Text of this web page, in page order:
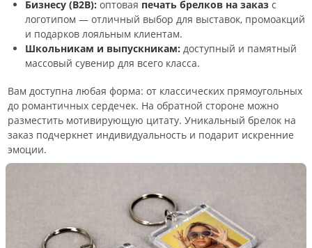
Бизнесу (B2B): оптовая печать брелков на заказ с
логотипом — отличный выбор для выставок, промоакций
и подарков лояльным клиентам.
Школьникам и выпускникам: доступный и памятный
массовый сувенир для всего класса.
Вам доступна любая форма: от классических прямоугольных
до романтичных сердечек. На обратной стороне можно
разместить мотивирующую цитату. Уникальный брелок на
заказ подчеркнет индивидуальность и подарит искренние
эмоции.